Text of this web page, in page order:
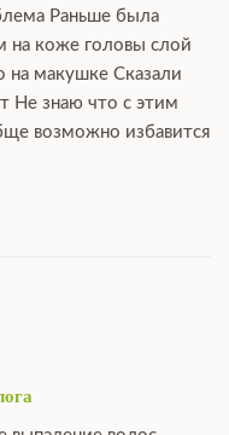
Раньше была
на коже головы слой
на макушке Сказали
Не знаю что с этим
возможно избавится